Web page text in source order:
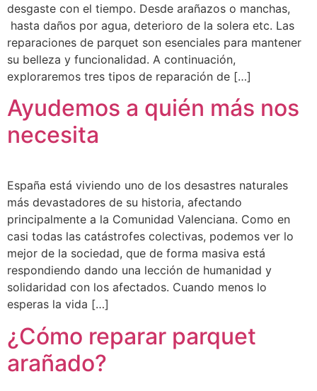
desgaste con el tiempo. Desde arañazos o manchas,
hasta daños por agua, deterioro de la solera etc. Las
reparaciones de parquet son esenciales para mantener
su belleza y funcionalidad. A continuación,
exploraremos tres tipos de reparación de […]
Ayudemos a quién más nos
necesita
España está viviendo uno de los desastres naturales
más devastadores de su historia, afectando
principalmente a la Comunidad Valenciana. Como en
casi todas las catástrofes colectivas, podemos ver lo
mejor de la sociedad, que de forma masiva está
respondiendo dando una lección de humanidad y
solidaridad con los afectados. Cuando menos lo
esperas la vida […]
¿Cómo reparar parquet
arañado?